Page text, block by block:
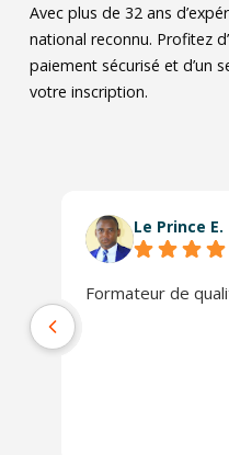
Avec plus de 32 ans
national reconnu. Profitez
paiement sécurisé et d’un
votre inscription.
Le Prince E.
Formateur de